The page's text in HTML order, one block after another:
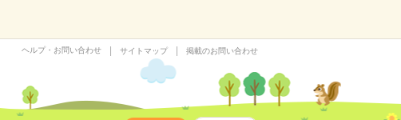
ヘルプ・お問い合わせ サイトマップ 掲載のお問い合わせ